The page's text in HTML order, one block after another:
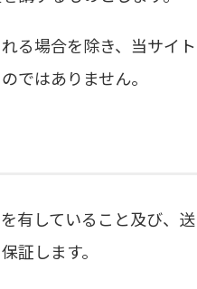
る場合を除き、当サイト
ではありません。
有していること及び、送
証します。